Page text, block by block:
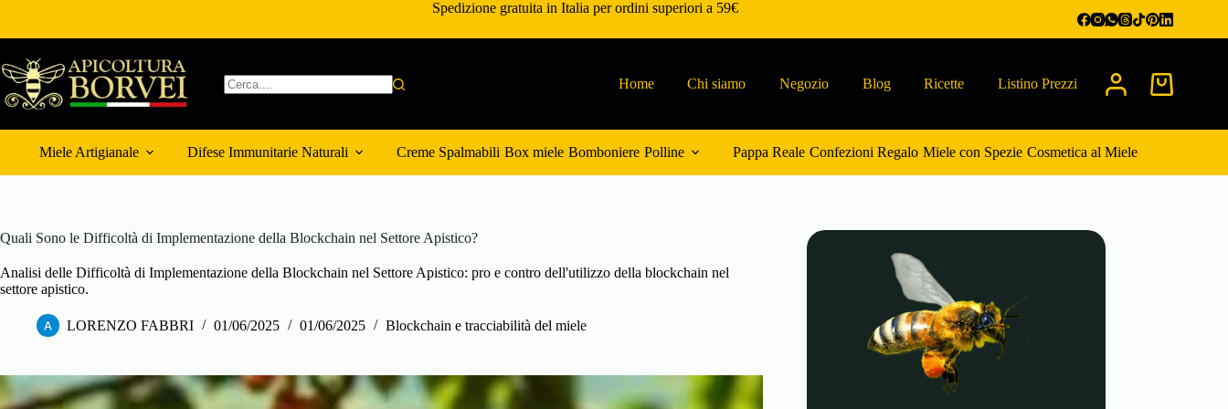
contenuto
Spedizione gratuita in Italia per ordini superiori a 59€
Home Chi siamo Negozio Blog Ricette Listino Prezzi Carrello
Miele Artigianale Difese Immunitarie Naturali Creme Spalmabili Box miele Bomboniere Polline Pappa Reale Confezioni Regalo Miele con Spezie Cosmetica al Miele
Quali Sono le Difficoltà di Implementazione della Blockchain nel Settore Apistico?
Analisi delle Difficoltà di Implementazione della Blockchain nel Settore Apistico: pro e contro dell'utilizzo della blockchain nel
settore apistico.
LORENZO FABBRI 01/06/2025 01/06/2025 Blockchain e tracciabilità del miele